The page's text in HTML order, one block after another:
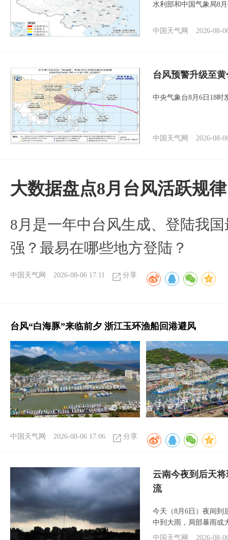
水利部和中国气象局8
中国天气网 2026-08-
台风预警升级至
中央气象台8月6日18时
中国天气网 2026-08-
大数据盘点8月台风活跃规律
8月是一年中台风生成、登陆我
强？最易在哪些地方登陆？
中国天气网 2026-08-06 17:11 分享
台风“白海豚”来临前夕 浙江玉环渔船回港避风
中国天气网 2026-08-06 17:06 分享
云南今夜到后天
流
今天（8月6日）夜间到
中到大雨，局部暴雨或
中国天气网
2026-08-